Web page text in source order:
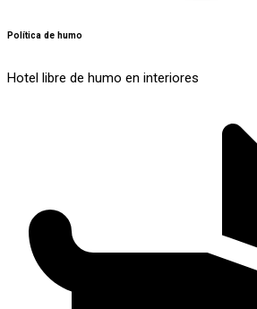
Política de humo
Hotel libre de humo en interiores